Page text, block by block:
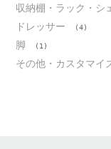
収納棚・ラック・シ
ドレッサー (4)
脚 (1)
その他・カスタマイ